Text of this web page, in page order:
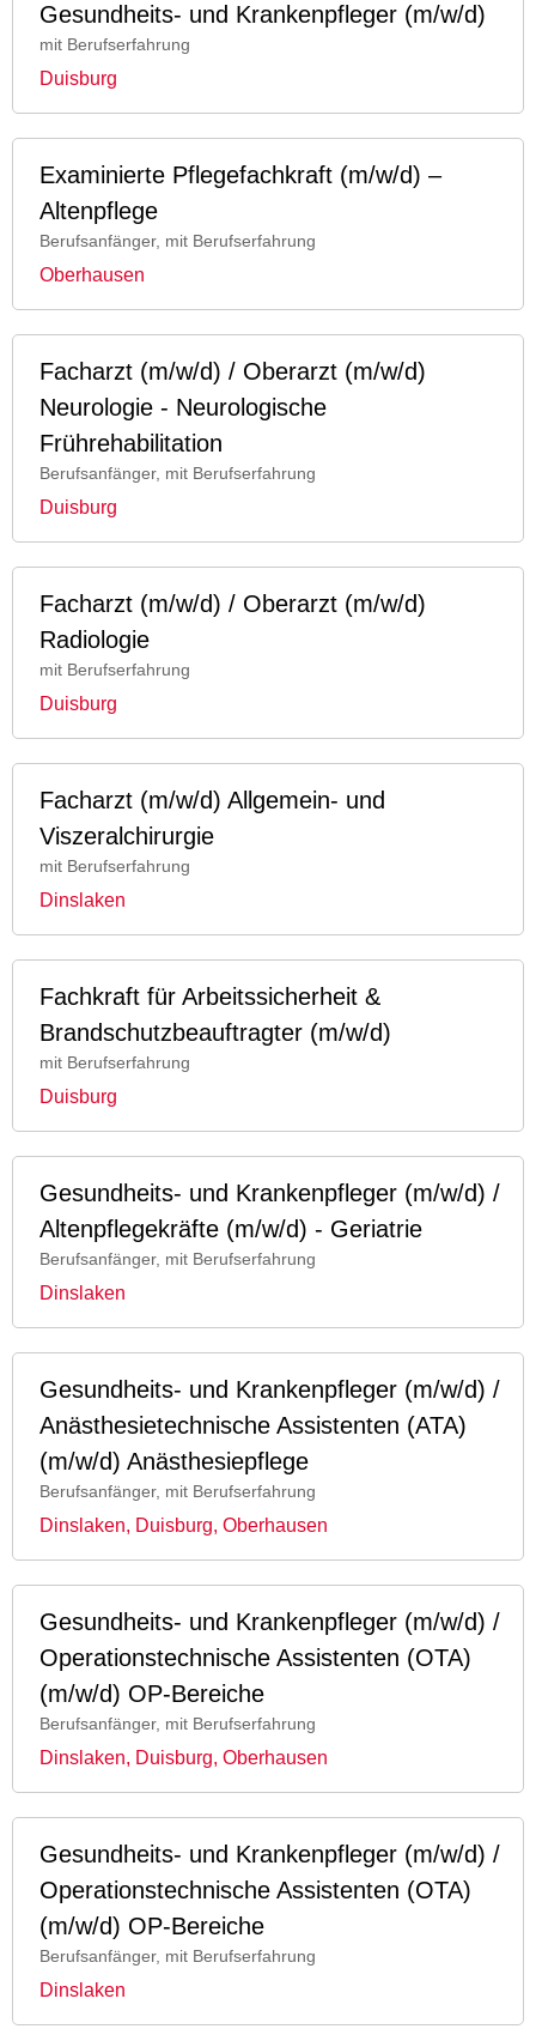
Gesundheits- und Krankenpfleger (m/w/d)
mit Berufserfahrung
Duisburg
Examinierte Pflegefachkraft (m/w/d) –
Altenpflege
Berufsanfänger, mit Berufserfahrung
Oberhausen
Facharzt (m/w/d) / Oberarzt (m/w/d)
Neurologie - Neurologische
Frührehabilitation
Berufsanfänger, mit Berufserfahrung
Duisburg
Facharzt (m/w/d) / Oberarzt (m/w/d)
Radiologie
mit Berufserfahrung
Duisburg
Facharzt (m/w/d) Allgemein- und
Viszeralchirurgie
mit Berufserfahrung
Dinslaken
Fachkraft für Arbeitssicherheit &
Brandschutzbeauftragter (m/w/d)
mit Berufserfahrung
Duisburg
Gesundheits- und Krankenpfleger (m/w/d) /
Altenpflegekräfte (m/w/d) - Geriatrie
Berufsanfänger, mit Berufserfahrung
Dinslaken
Gesundheits- und Krankenpfleger (m/w/d) /
Anästhesietechnische Assistenten (ATA)
(m/w/d) Anästhesiepflege
Berufsanfänger, mit Berufserfahrung
Dinslaken, Duisburg, Oberhausen
Gesundheits- und Krankenpfleger (m/w/d) /
Operationstechnische Assistenten (OTA)
(m/w/d) OP-Bereiche
Berufsanfänger, mit Berufserfahrung
Dinslaken, Duisburg, Oberhausen
Gesundheits- und Krankenpfleger (m/w/d) /
Operationstechnische Assistenten (OTA)
(m/w/d) OP-Bereiche
Berufsanfänger, mit Berufserfahrung
Dinslaken